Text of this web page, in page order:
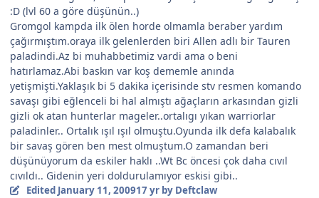
:D (lvl 60 a göre düşünün..)
Gromgol kampda ilk ölen horde olmamla beraber yardım
çağırmıştım.oraya ilk gelenlerden biri Allen adlı bir Tauren
paladindi.Az bi muhabbetimiz vardi ama o beni
hatırlamaz.Abi baskın var koş dememle anında
yetişmişti.Yaklaşık bi 5 dakika içerisinde stv resmen komando
savaşı gibi eğlenceli bi hal almıştı ağaçların arkasından gizli
gizli ok atan hunterlar mageler..ortalıgı yıkan warriorlar
paladinler.. Ortalık ışıl ışıl olmuştu.Oyunda ilk defa kalabalık
bir savaş gören ben mest olmuştum.O zamandan beri
düşünüyorum da eskiler haklı ..Wt Bc öncesi çok daha cıvıl
cıvıldı.. Gidenin yeri doldurulamıyor eskisi gibi..
Edited January 11, 200917 yrby Deftclaw